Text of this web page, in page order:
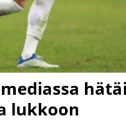
lukkoon